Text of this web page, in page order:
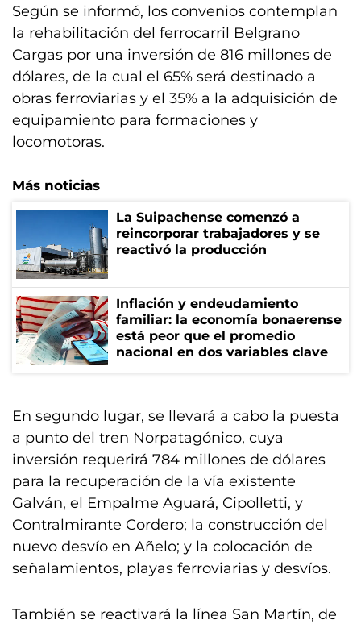
Según se informó, los convenios contemplan
la rehabilitación del ferrocarril Belgrano
Cargas por una inversión de 816 millones de
dólares, de la cual el 65% será destinado a
obras ferroviarias y el 35% a la adquisición de
equipamiento para formaciones y
locomotoras.
Más noticias
La Suipachense comenzó a
reincorporar trabajadores y se
reactivó la producción
Inflación y endeudamiento
familiar: la economía bonaerense
está peor que el promedio
nacional en dos variables clave
En segundo lugar, se llevará a cabo la puesta
a punto del tren Norpatagónico, cuya
inversión requerirá 784 millones de dólares
para la recuperación de la vía existente
Galván, el Empalme Aguará, Cipolletti, y
Contralmirante Cordero; la construcción del
nuevo desvío en Añelo; y la colocación de
señalamientos, playas ferroviarias y desvíos.
También se reactivará la línea San Martín, de